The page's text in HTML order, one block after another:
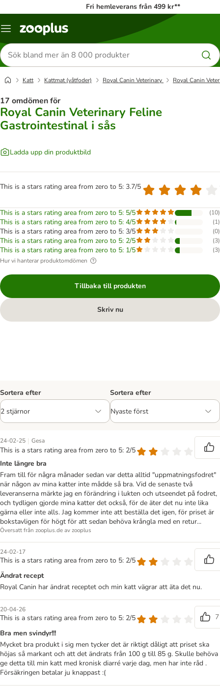
Fri hemleverans från 499 kr**
Katalogmeny
Sök
efter
produkter
Katt Kattmat (våtfoder) Royal Canin Veterinary Royal Canin
17 omdömen för
Royal Canin Veterinary Feline
Gastrointestinal i sås
Ladda upp din produktbild
This is a stars rating area from zero to 5: 3.7/5
This is a stars rating area from zero to 5: 5/5 (10)
This is a stars rating area from zero to 5: 4/5 (1)
This is a stars rating area from zero to 5: 3/5 (0)
This is a stars rating area from zero to 5: 2/5 (3)
This is a stars rating area from zero to 5: 1/5 (3)
Hur vi hanterar produktomdömen
Tillbaka till produkten
Skriv nu
Sortera efter Sortera efter
24-02-25 | Gesa
This is a stars rating area from zero to 5: 2/5
Inte längre bra
Fram till för några månader sedan var detta alltid "uppmatningsfodret"
när någon av mina katter inte mådde så bra. Vid de senaste två
leveranserna märkte jag en förändring i lukten och utseendet på fodret,
och tydligen gjorde mina katter det också, för de äter det nu inte lika
gärna eller inte alls. Jag kommer inte att beställa det igen, för priset är
bokstavligen för högt för att sedan behöva krångla med en retur...
Översatt från zooplus.de av zooplus
24-02-17
This is a stars rating area from zero to 5: 2/5
Ändrat recept
Royal Canin har ändrat receptet och min katt vägrar att äta det nu.
20-04-26
This is a stars rating area from zero to 5: 2/5
7
Bra men svindyr!!!
Mycket bra produkt i sig men tycker det är riktigt dåligt att priset ska
höjas så markant och att det ändrats från 100 g till 85 g. Skulle behöva
ge detta till min katt med kronisk diarré varje dag, men har inte råd .
Försäkringen betalar ju knappast :(